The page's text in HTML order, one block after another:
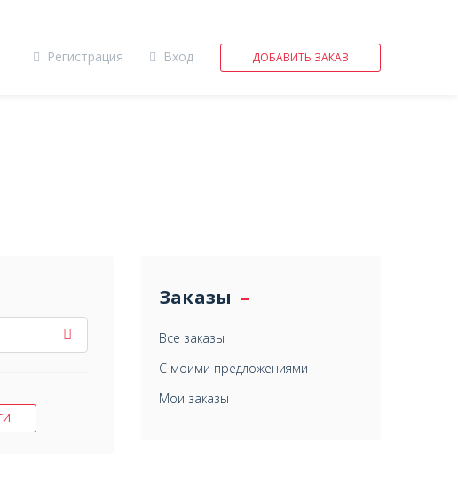
Регистрация Вход ДОБАВИТЬ ЗАКАЗ
Заказы
Все заказы
С моими предложениями
Мои заказы